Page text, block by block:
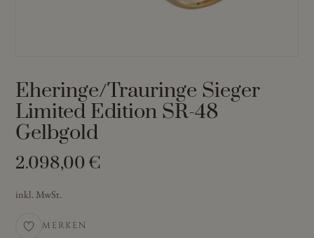
Eheringe/Trauringe Sieger
Limited Edition SR-48
Gelbgold
2.098,00 €
inkl. MwSt.
MERKEN